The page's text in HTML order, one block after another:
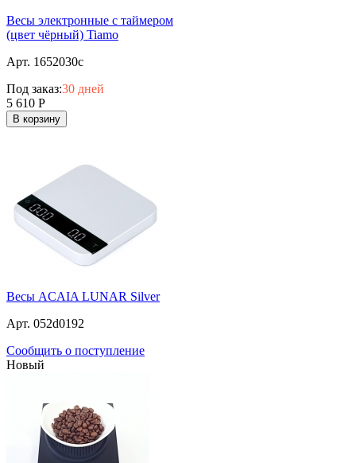
Весы электронные с таймером
(цвет чёрный) Tiamo
Арт. 1652030c
Под заказ:30 дней
5 610 Р
В корзину
Весы ACAIA LUNAR Silver
Арт. 052d0192
Сообщить о поступление
Новый